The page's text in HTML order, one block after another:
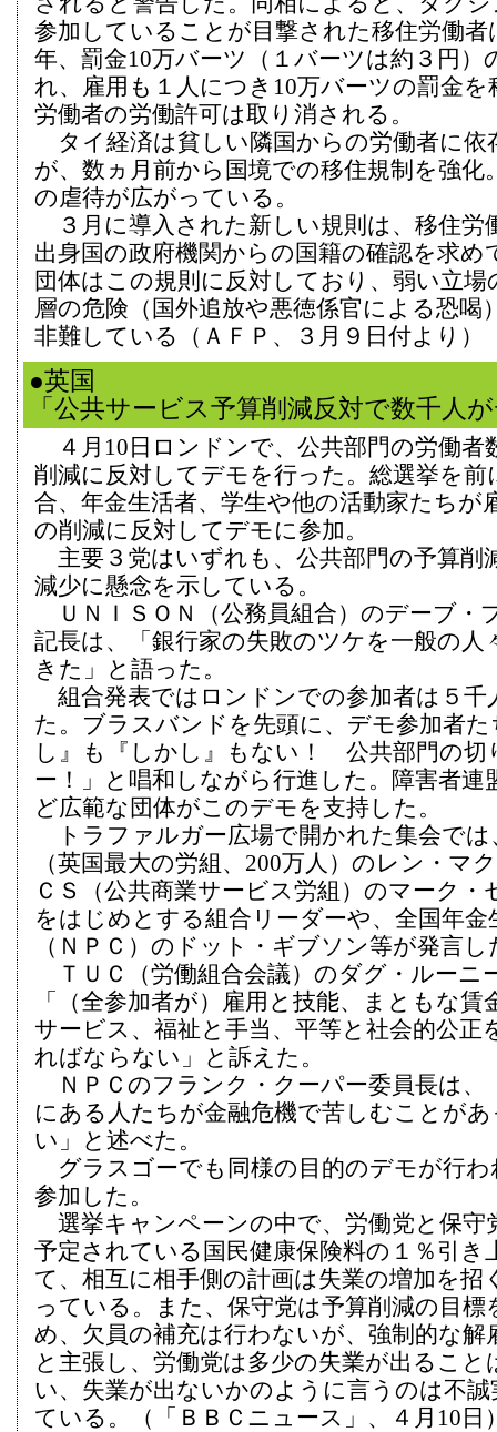
参加していることが目撃された移住労働者
年、罰金10万バーツ（１バーツは約３円）
れ、雇用も１人につき10万バーツの罰金を
労働者の労働許可は取り消される。
タイ経済は貧しい隣国からの労働者に依
が、数ヵ月前から国境での移住規制を強化
の虐待が広がっている。
３月に導入された新しい規則は、移住労
出身国の政府機関からの国籍の確認を求め
団体はこの規則に反対しており、弱い立場
層の危険（国外追放や悪徳係官による恐喝
非難している（ＡＦＰ、３月９日付より）
●英国
「公共サービス予算削減反対で数千人
４月10日ロンドンで、公共部門の労働者
削減に反対してデモを行った。総選挙を前
合、年金生活者、学生や他の活動家たちが
の削減に反対してデモに参加。
主要３党はいずれも、公共部門の予算削
減少に懸念を示している。
ＵＮＩＳＯＮ（公務員組合）のデーブ・
記長は、「銀行家の失敗のツケを一般の人
きた」と語った。
組合発表ではロンドンでの参加者は５千
た。ブラスバンドを先頭に、デモ参加者
し』も『しかし』もない！ 公共部門の切
ー！」と唱和しながら行進した。障害者連
ど広範な団体がこのデモを支持した。
トラファルガー広場で開かれた集会では
（英国最大の労組、200万人）のレン・マ
ＣＳ（公共商業サービス労組）のマーク・
をはじめとする組合リーダーや、全国年金
（ＮＰＣ）のドット・ギブソン等が発言し
ＴＵＣ（労働組合会議）のダグ・ルーニ
「（全参加者が）雇用と技能、まともな賃
サービス、福祉と手当、平等と社会的公正
ればならない」と訴えた。
ＮＰＣのフランク・クーパー委員長は、
にある人たちが金融危機で苦しむことが
い」と述べた。
グラスゴーでも同様の目的のデモが行わ
参加した。
選挙キャンペーンの中で、労働党と保守
予定されている国民健康保険料の１％引き
て、相互に相手側の計画は失業の増加を招
っている。また、保守党は予算削減の目標
め、欠員の補充は行わないが、強制的な解
と主張し、労働党は多少の失業が出ること
い、失業が出ないかのように言うのは不
ている。（「ＢＢＣニュース」、４月10日